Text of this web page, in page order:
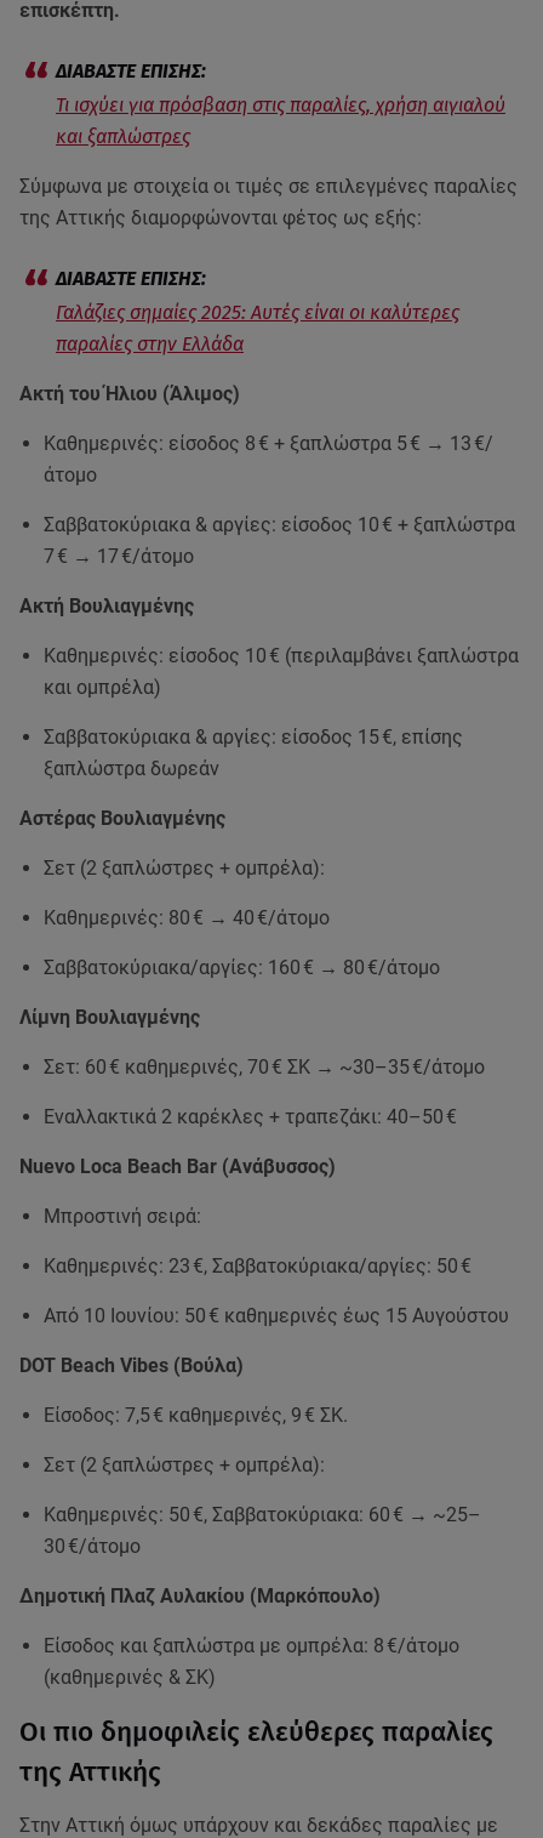
επισκέπτη.
Τι ισχύει για πρόσβαση στις παραλίες, χρήση αιγιαλού
και ξαπλώστρες
Σύμφωνα με στοιχεία οι τιμές σε επιλεγμένες παραλίες
της Αττικής διαμορφώνονται φέτος ως εξής:
Γαλάζιες σημαίες 2025: Αυτές είναι οι καλύτερες
παραλίες στην Ελλάδα
Ακτή του Ήλιου (Άλιμος)
Καθημερινές: είσοδος 8 € + ξαπλώστρα 5 € → 13 €/
άτομο
Σαββατοκύριακα & αργίες: είσοδος 10 € + ξαπλώστρα
7 € → 17 €/άτομο
Ακτή Βουλιαγμένης
Καθημερινές: είσοδος 10 € (περιλαμβάνει ξαπλώστρα
και ομπρέλα)
Σαββατοκύριακα & αργίες: είσοδος 15 €, επίσης
ξαπλώστρα δωρεάν
Αστέρας Βουλιαγμένης
Σετ (2 ξαπλώστρες + ομπρέλα):
Καθημερινές: 80 € → 40 €/άτομο
Σαββατοκύριακα/αργίες: 160 € → 80 €/άτομο
Λίμνη Βουλιαγμένης
Σετ: 60 € καθημερινές, 70 € ΣΚ → ~30–35 €/άτομο
Εναλλακτικά 2 καρέκλες + τραπεζάκι: 40–50 €
Nuevo Loca Beach Bar (Ανάβυσσος)
Μπροστινή σειρά:
Καθημερινές: 23 €, Σαββατοκύριακα/αργίες: 50 €
Από 10 Ιουνίου: 50 € καθημερινές έως 15 Αυγούστου
DOT Beach Vibes (Βούλα)
Είσοδος: 7,5 € καθημερινές, 9 € ΣΚ.
Σετ (2 ξαπλώστρες + ομπρέλα):
Καθημερινές: 50 €, Σαββατοκύριακα: 60 € → ~25–
30 €/άτομο
Δημοτική Πλαζ Αυλακίου (Μαρκόπουλο)
Είσοδος και ξαπλώστρα με ομπρέλα: 8 €/άτομο
(καθημερινές & ΣΚ)
Οι πιο δημοφιλείς ελεύθερες παραλίες
της Αττικής
Στην Αττική όμως υπάρχουν και δεκάδες παραλίες με